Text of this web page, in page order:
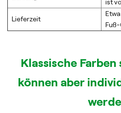
ist
Lieferzeit
Klassische
können aber